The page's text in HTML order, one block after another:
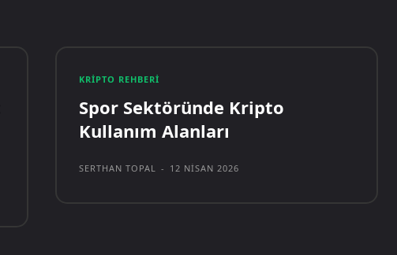
KRIPTO REHBERI
Spor Sektöründe Kripto
Kullanım Alanları
SERTHAN TOPAL - 12 NISAN 2026